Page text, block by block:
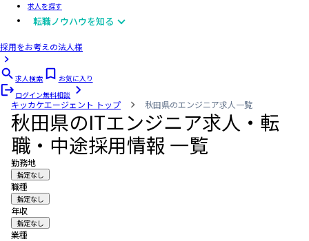
求人を探す
転職ノウハウを知る
採用をお考えの法人様
求人検索
お気に入り
ログイン無料相談
キッカケエージェント トップ 秋田県のエンジニア求人一覧
秋田県のITエンジニア求人・転
職・中途採用情報 一覧
勤務地
指定なし
職種
指定なし
年収
指定なし
業種